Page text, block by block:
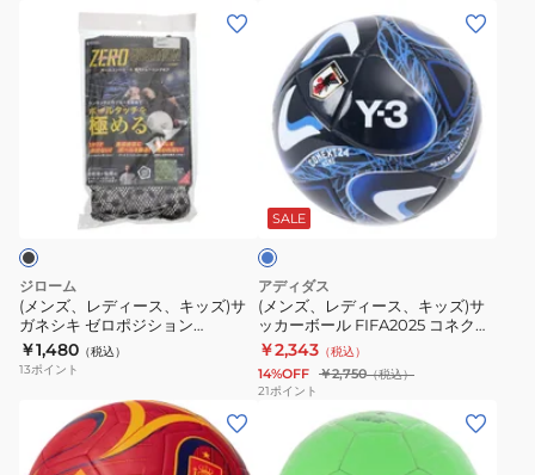
ADF227DE
マ
ー
ー
ル
61496
マ
ス
キ
ッ
ズ)
サ
ガ
ジローム
(メンズ、レディース、キッズ)サ
ガネシキ ゼロポジション
669GM20CM5627
￥1,480 （税込）
13ポイント
ズ、
レ
デ
ス、
キ
ッ
ズ)
サ
ッ
カ
SALE
ブ
ル
ー
アディダス
(メンズ、レディース、キッズ)サ
ッカーボール FIFA2025 コネクト
24 ミニ JFA AFMS181JP
￥2,343 （税込）
14%OFF ￥2,750（税込）
21ポイント